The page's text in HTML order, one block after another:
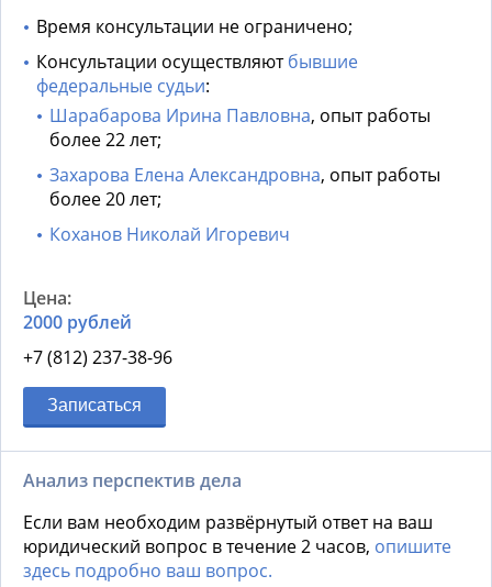
Время консультации не ограничено;
Консультации осуществляютбывшие
федеральные судьи:
Шарабарова Ирина Павловна, опыт работы
более 22 лет;
Захарова Елена Александровна, опыт работы
более 20 лет;
Коханов Николай Игоревич
2000 рублей
+7 (812) 237-38-96
Записаться
Анализ перспектив дела
Если вам необходим развёрнутый ответ на ваш
юридический вопрос в течение 2 часов, опишите
здесь подробно ваш вопрос.